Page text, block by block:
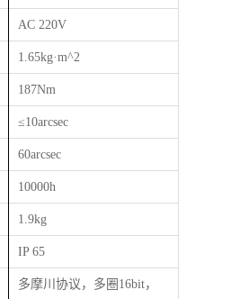
AC 220V
1.65kg·m^2
187Nm
≤10arcsec
60arcsec
10000h
1.9kg
IP 65
多摩川协议，多圈16bit，